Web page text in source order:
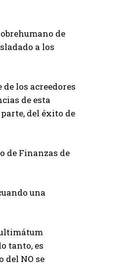
de
a los
los acreedores
de esta
del éxito de
de Finanzas de
una
tanto, es
del NO se